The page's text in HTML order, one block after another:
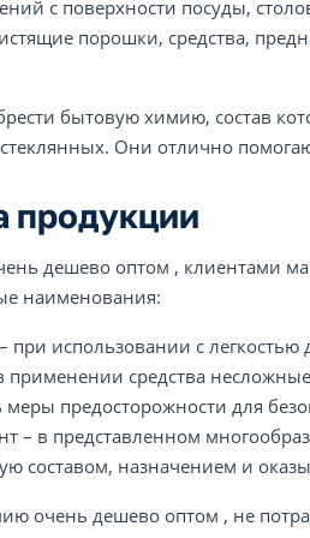
с поверхности посуды,
порошки, средства,
бытовую химию, состав
Они отлично
продукции
дешево оптом , клиентами
наименования:
при использовании с легкостью
применении средства
предосторожности для
– в представленном
составом, назначением и
очень дешево оптом , не